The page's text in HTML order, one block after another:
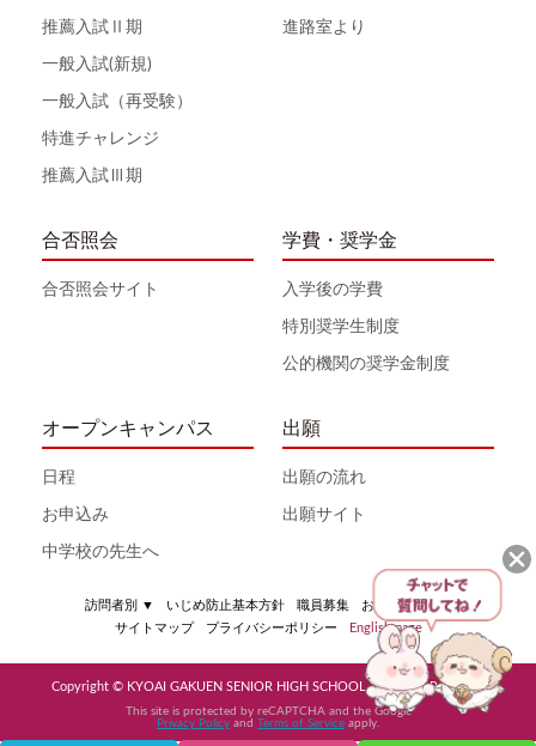
推薦入試Ⅱ期
一般入試(新規)
一般入試（再受験）
特進チャレンジ
推薦入試Ⅲ期
進路室より
合否照会
合否照会サイト
学費・奨学金
入学後の学費
特別奨学生制度
公的機関の奨学金制度
オープンキャンパス
日程
お申込み
中学校の先生へ
出願
出願の流れ
出願サイト
訪問者別 ▼ いじめ防止基本方針 職員募集
お問い合わせ
サイトマップ
プライバシーポリシー English page
Copyright © KYOAI GAKUEN SENIOR HIGH SCHOOL All Rights Reserved
This site is protected by reCAPTCHA and the Google
Privacy Policy and Terms of Service apply.